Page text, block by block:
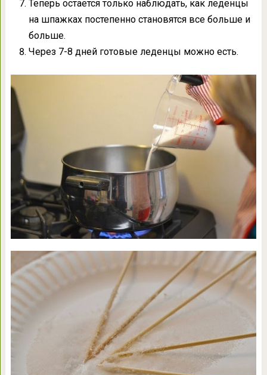
Теперь остается только наблюдать, как леденцы
на шпажках постепенно становятся все больше и
больше.
Через 7-8 дней готовые леденцы можно есть.